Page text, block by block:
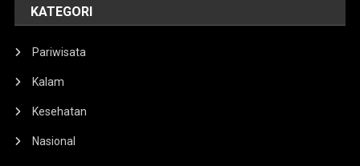
KATEGORI
Pariwisata
Kalam
Kesehatan
Nasional